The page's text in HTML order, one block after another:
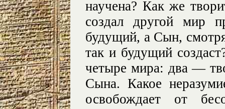
научена? Как же
создал другой мир
будущий, а Сын,
так и будущий
четыре мира: два —
Сына. Какое
освобождает от